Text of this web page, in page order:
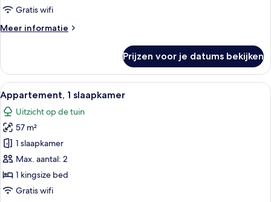
Gratis wifi
Meer informatie
Meer
2
slaapkamers
Prijzen voor je datums bekijken
Alle
foto's
voor
Appartement,
slaapkamer
laden
Appartement, 1 slaapkamer | Gratis
7
Appartement, 1 slaapkamer
Uitzicht op de tuin
57 m²
1 slaapkamer
Max. aantal: 2
1 kingsize bed
Gratis wifi